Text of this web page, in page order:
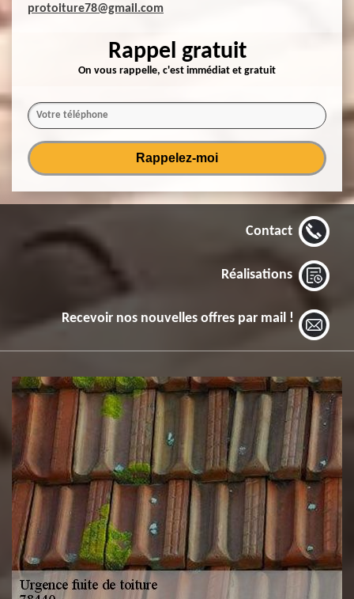
protoiture78@gmail.com
Rappel gratuit
On vous rappelle, c'est immédiat et gratuit
Contact
Réalisations
Recevoir nos nouvelles offres par mail !